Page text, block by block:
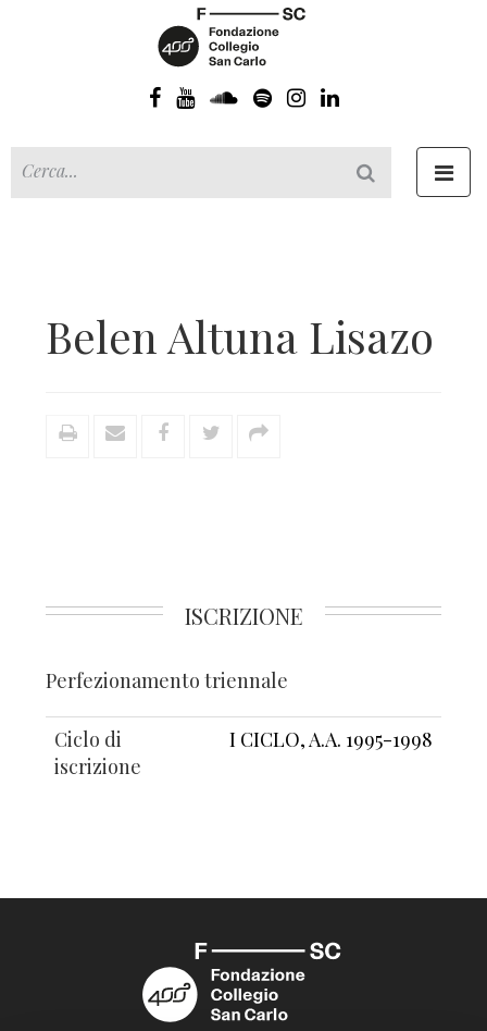
Belen Altuna Lisazo
ISCRIZIONE
Perfezionamento triennale
Ciclo di
iscrizione
I CICLO, A.A. 1995-1998